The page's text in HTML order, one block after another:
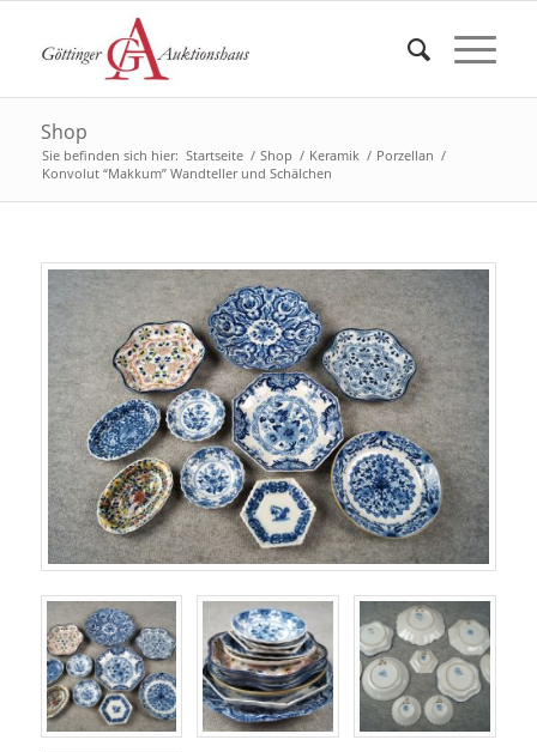
Shop
Sie befinden sich hier: Startseite / Shop / Keramik / Porzellan /
Konvolut “Makkum” Wandteller und Schälchen